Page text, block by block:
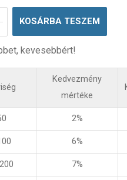
KOSÁRBA TESZEM
kevesebbért!
Kedvezmény
mértéke
2%
6%
7%